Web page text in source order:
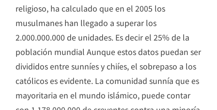
religioso, ha calculado que en el 2005 los
musulmanes han llegado a superar los
2.000.000.000 de unidades. Es decir el 25% de la
población mundial Aunque estos datos puedan ser
divididos entre sunníes y chiíes, el sobrepaso a los
católicos es evidente. La comunidad sunnía que es
mayoritaria en el mundo islámico, puede contar